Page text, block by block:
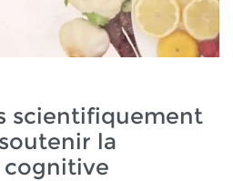
scientifiquement
la